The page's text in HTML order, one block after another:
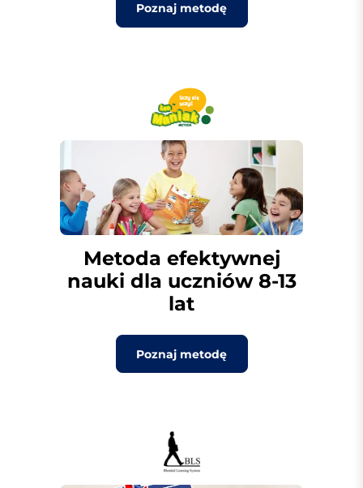
Poznaj metodę
Metoda efektywnej
nauki dla uczniów 8-13
lat
Poznaj metodę